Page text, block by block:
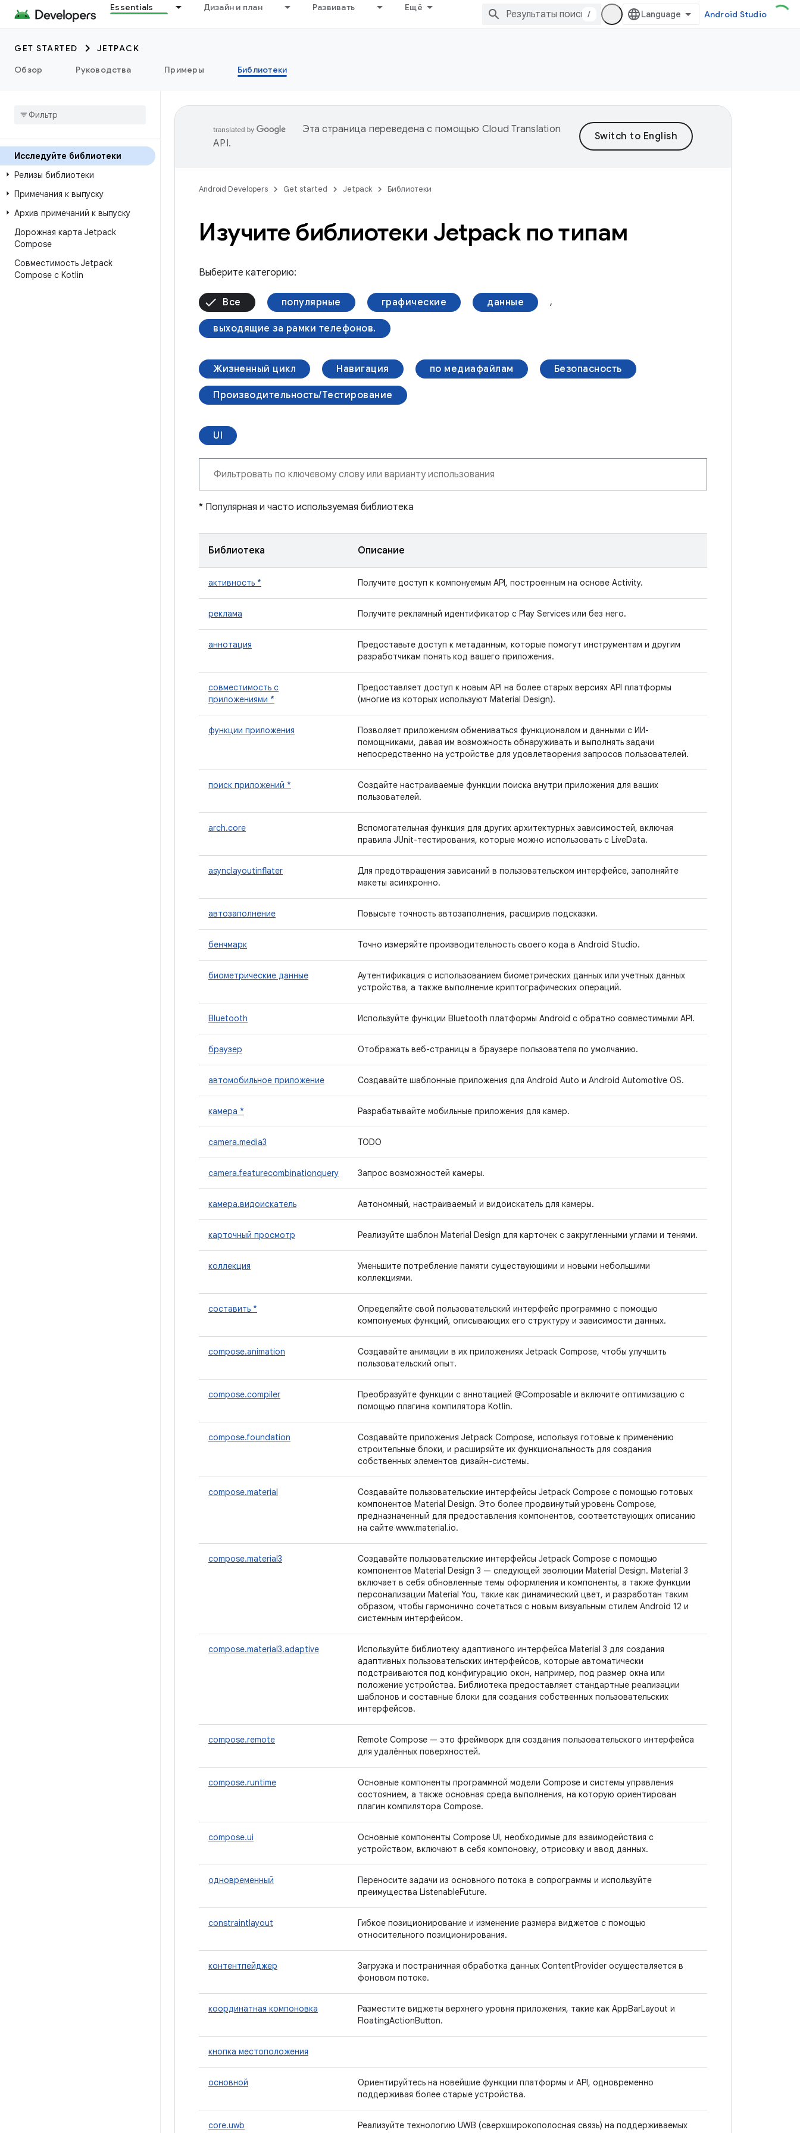
Essentials Дизайн и план Развивать Ещё
/ Android Studio
GET STARTED
JETPACK
Обзор
Руководства Примеры Библиотеки
Исследуйте библиотеки
Релизы библиотеки
Примечания к выпуску
Архив примечаний к выпуску
Дорожная карта Jetpack
Compose
Совместимость Jetpack
Compose с Kotlin
Эта страница переведена с помощью Cloud Translation
API.
Android Developers Get started Jetpack Библиотеки
Изучите библиотеки Jetpack по типам
Выберите категорию:
Все популярные графические данные ,
выходящие за рамки телефонов.
Жизненный цикл Навигация по медиафайлам Безопасность
Производительность/Тестирование
UI
* Популярная и часто используемая библиотека
Библиотека Описание
активность * Получите доступ к компонуемым API, построенным на основе Activity.
реклама Получите рекламный идентификатор с Play Services или без него.
аннотация
Предоставьте доступ к метаданным, которые помогут инструментам и другим
разработчикам понять код вашего приложения.
совместимость с
приложениями *
Предоставляет доступ к новым API на более старых версиях API платформы
(многие из которых используют Material Design).
функции приложения
Позволяет приложениям обмениваться функционалом и данными с ИИ-
помощниками, давая им возможность обнаруживать и выполнять задачи
непосредственно на устройстве для удовлетворения запросов пользователей.
поиск приложений *
Создайте настраиваемые функции поиска внутри приложения для ваших
пользователей.
arch.core
Вспомогательная функция для других архитектурных зависимостей, включая
правила JUnit-тестирования, которые можно использовать с LiveData.
asynclayoutinflater
Для предотвращения зависаний в пользовательском интерфейсе, заполняйте
макеты асинхронно.
автозаполнение Повысьте точность автозаполнения, расширив подсказки.
бенчмарк Точно измеряйте производительность своего кода в Android Studio.
биометрические данные
Аутентификация с использованием биометрических данных или учетных данных
устройства, а также выполнение криптографических операций.
Bluetooth Используйте функции Bluetooth платформы Android с обратно совместимыми API.
браузер Отображать веб-страницы в браузере пользователя по умолчанию.
автомобильное приложение Создавайте шаблонные приложения для Android Auto и Android Automotive OS.
камера * Разрабатывайте мобильные приложения для камер.
camera.media3 TODO
camera.featurecombinationquery Запрос возможностей камеры.
камера.видоискатель Автономный, настраиваемый и видоискатель для камеры.
карточный просмотр Реализуйте шаблон Material Design для карточек с закругленными углами и тенями.
коллекция
Уменьшите потребление памяти существующими и новыми небольшими
коллекциями.
составить *
Определяйте свой пользовательский интерфейс программно с помощью
компонуемых функций, описывающих его структуру и зависимости данных.
compose.animation
Создавайте анимации в их приложениях Jetpack Compose, чтобы улучшить
пользовательский опыт.
compose.compiler
Преобразуйте функции с аннотацией @Composable и включите оптимизацию с
помощью плагина компилятора Kotlin.
compose.foundation
Создавайте приложения Jetpack Compose, используя готовые к применению
строительные блоки, и расширяйте их функциональность для создания
собственных элементов дизайн-системы.
compose.material
Создавайте пользовательские интерфейсы Jetpack Compose с помощью готовых
компонентов Material Design. Это более продвинутый уровень Compose,
предназначенный для предоставления компонентов, соответствующих описанию
на сайте www.material.io.
compose.material3
Создавайте пользовательские интерфейсы Jetpack Compose с помощью
компонентов Material Design 3 — следующей эволюции Material Design. Material 3
включает в себя обновленные темы оформления и компоненты, а также функции
персонализации Material You, такие как динамический цвет, и разработан таким
образом, чтобы гармонично сочетаться с новым визуальным стилем Android 12 и
системным интерфейсом.
compose.material3.adaptive
Используйте библиотеку адаптивного интерфейса Material 3 для создания
адаптивных пользовательских интерфейсов, которые автоматически
подстраиваются под конфигурацию окон, например, под размер окна или
положение устройства. Библиотека предоставляет стандартные реализации
шаблонов и составные блоки для создания собственных пользовательских
интерфейсов.
compose.remote
Remote Compose — это фреймворк для создания пользовательского интерфейса
для удалённых поверхностей.
compose.runtime
Основные компоненты программной модели Compose и системы управления
состоянием, а также основная среда выполнения, на которую ориентирован
плагин компилятора Compose.
compose.ui
Основные компоненты Compose UI, необходимые для взаимодействия с
устройством, включают в себя компоновку, отрисовку и ввод данных.
одновременный
Переносите задачи из основного потока в сопрограммы и используйте
преимущества ListenableFuture.
constraintlayout
Гибкое позиционирование и изменение размера виджетов с помощью
относительного позиционирования.
контентпейджер
Загрузка и постраничная обработка данных ContentProvider осуществляется в
фоновом потоке.
координатная компоновка
Разместите виджеты верхнего уровня приложения, такие как AppBarLayout и
FloatingActionButton.
кнопка местоположения
основной
Ориентируйтесь на новейшие функции платформы и API, одновременно
поддерживая более старые устройства.
core.uwb
Реализуйте технологию UWB (сверхширокополосная связь) на поддерживаемых